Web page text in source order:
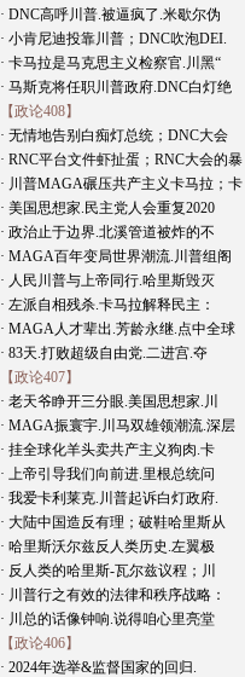
· DNC高呼川普.被逼疯了.米歇尔伪
· 小肯尼迪投靠川普；DNC吹泡DEI.
· 卡马拉是马克思主义检察官.川黑“
· 马斯克将任职川普政府.DNC白灯绝
【政论408】
· 无情地告别白痴灯总统；DNC大会
· RNC平台文件虾扯蛋；RNC大会的暴
· 川普MAGA碾压共产主义卡马拉；卡
· 美国思想家.民主党人会重复2020
· 政治止于边界.北溪管道被炸的不
· MAGA百年变局世界潮流.川普组阁
· 人民川普与上帝同行.哈里斯毁灭
· 左派自相残杀.卡马拉解释民主：
· MAGA人才辈出.芳龄永继.点中全球
· 83天.打败超级自由党.二进宫.夺
【政论407】
· 老天爷睁开三分眼.美国思想家.川
· MAGA振寰宇.川马双雄领潮流.深层
· 挂全球化羊头卖共产主义狗肉.卡
· 上帝引导我们向前进.里根总统问
· 我爱卡利莱克.川普起诉白灯政府.
· 大陆中国造反有理；破鞋哈里斯从
· 哈里斯沃尔兹反人类历史.左翼极
· 反人类的哈里斯-瓦尔兹议程；川
· 川普行之有效的法律和秩序战略：
· 川总的话像钟响.说得咱心里亮堂
【政论406】
· 2024年选举&监督国家的回归.